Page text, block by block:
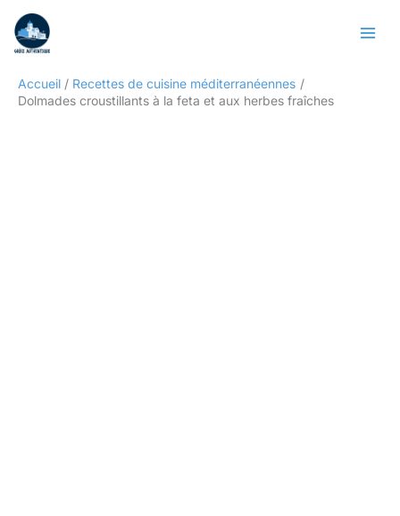
contenu
Accueil
Recettes de cuisine méditerranéennes
Dolmades croustillants à la feta et aux herbes fraîches
Rechercher